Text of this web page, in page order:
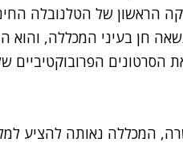
הראשון של הטלנובלה
חן בעיני המכללה,
הסרטונים
המכללה נאותה להציע